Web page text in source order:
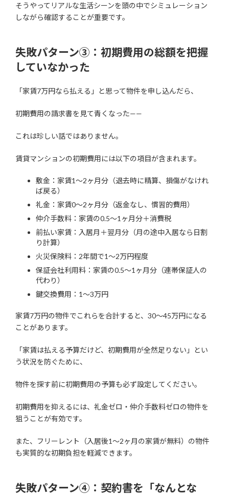
そうやってリアルな生活シーンを頭の中でシミュレーション
しながら確認することが重要です。
失敗パターン③：初期費用の総額を把握
していなかった
「家賃7万円なら払える」と思って物件を申し込んだら、
初期費用の請求書を見て青くなった——
これは珍しい話ではありません。
賃貸マンションの初期費用には以下の項目が含まれます。
敷金：家賃1〜2ヶ月分（退去時に精算、損傷がなけれ
ば戻る）
礼金：家賃0〜2ヶ月分（返金なし、慣習的費用）
仲介手数料：家賃の0.5〜1ヶ月分＋消費税
前払い家賃：入居月＋翌月分（月の途中入居なら日割
り計算）
火災保険料：2年間で1〜2万円程度
保証会社利用料：家賃の0.5〜1ヶ月分（連帯保証人の
代わり）
鍵交換費用：1〜3万円
家賃7万円の物件でこれらを合計すると、30〜45万円になる
ことがあります。
「家賃は払える予算だけど、初期費用が全然足りない」とい
う状況を防ぐために、
物件を探す前に初期費用の予算も必ず設定してください。
初期費用を抑えるには、礼金ゼロ・仲介手数料ゼロの物件を
狙うことが有効です。
また、フリーレント（入居後1〜2ヶ月の家賃が無料）の物件
も実質的な初期負担を軽減できます。
失敗パターン④：契約書を「なんとな